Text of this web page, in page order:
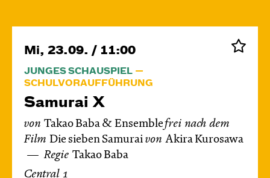
Mi, 23.09. / 11:00
JUNGES SCHAUSPIEL
SCHULVORAUFFÜHRUNG
Samurai X
von Takao Baba & Ensemblefrei nach dem
Film Die sieben Samurai von Akira Kurosawa
Regie Takao Baba
Central 1